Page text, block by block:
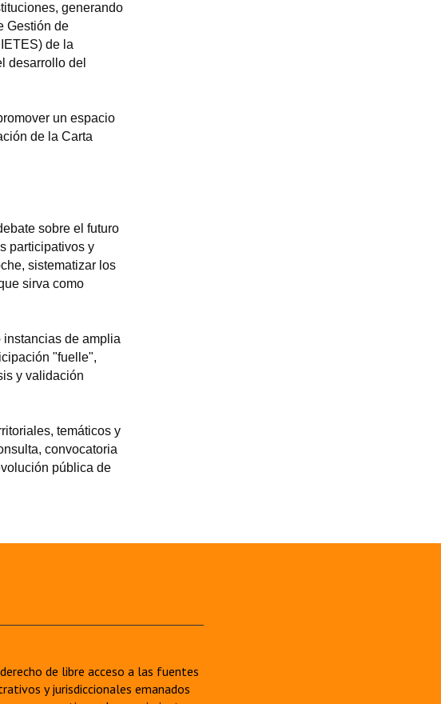
generando
Gestión de
de la
desarrollo del
un espacio
de la Carta
sobre el futuro
participativos y
sistematizar los
sirva como
de amplia
"fuelle",
y validación
temáticos y
convocatoria
pública de
de libre acceso a las fuentes
y jurisdiccionales emanados